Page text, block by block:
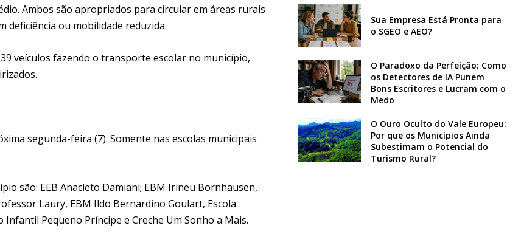
Ambos são apropriados para circular em áreas rurais
deficiência ou mobilidade reduzida.
veículos fazendo o transporte escolar no município,
segunda-feira (7). Somente nas escolas municipais
são: EEB Anacleto Damiani; EBM Irineu Bornhausen,
Laury, EBM Ildo Bernardino Goulart, Escola
Infantil Pequeno Príncipe e Creche Um Sonho a Mais.
Sua Empresa Está Pronta para
o SGEO e AEO?
O Paradoxo da Perfeição: Como
os Detectores de IA Punem
Bons Escritores e Lucram com o
Medo
O Ouro Oculto do Vale Europeu:
Por que os Municípios Ainda
Subestimam o Potencial do
Turismo Rural?